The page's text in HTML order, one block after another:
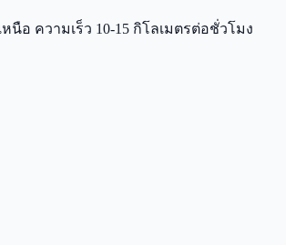
นือ ความเร็ว 10-15 กิโลเมตรต่อชั่วโมง